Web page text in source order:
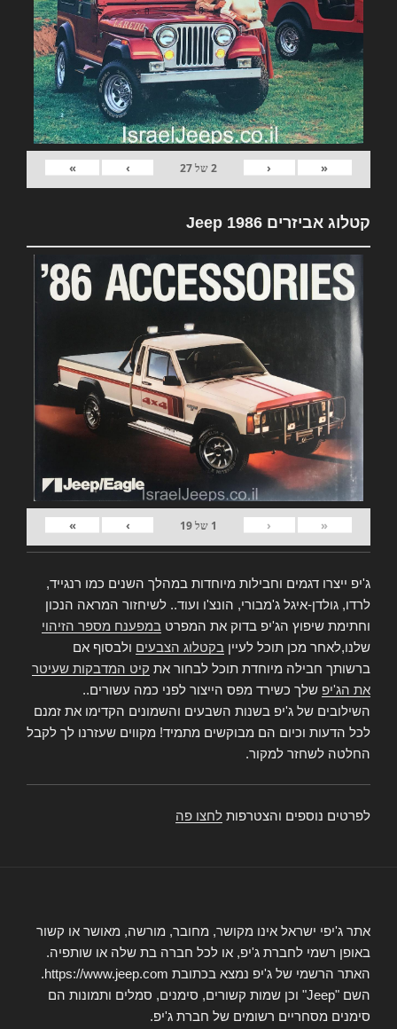
«
‹
2של27
›
»
קטלוג אביזרים Jeep 1986
«
‹
1 של19
›
»
ג'יפ ייצרו דגמים וחבילות מיוחדות במהלך השנים כמו רנגייד,
לרדו, גולדן-איגל ג'מבורי, הונצ'ו ועוד.. לשיחזור המראה הנכון
וחתימת שיפוץ הג'יפ בדוק את המפרט במפענח מספר הזיהוי
שלנו,לאחר מכן תוכל לעיין בקטלוג הצבעים ולבסוף אם
ברשותך חבילה מיוחדת תוכל לבחור את קיט המדבקות שעיטר
את הג'יפ שלך כשירד מפס הייצור לפני כמה עשורים..
השילובים של ג'יפ בשנות השבעים והשמונים הקדימו את זמנם
לכל הדעות וכיום הם מבוקשים מתמיד! מקווים שעזרנו לך לקבל
החלטה לשחזר למקור.
לפרטים נוספים והצטרפות לחצו פה
אתר ג'יפי ישראל אינו מקושר, מחובר, מורשה, מאושר או קשור
באופן רשמי לחברת ג'יפ, או לכל חברה בת שלה או שותפיה.
האתר הרשמי של ג'יפ נמצא בכתובת https://www.jeep.com.
השם "Jeep" וכן שמות קשורים, סימנים, סמלים ותמונות הם
סימנים מסחריים רשומים של חברת ג'יפ.